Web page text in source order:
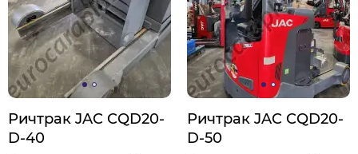
Ричтрак JAC CQD20-
D-40
Ричтрак JAC CQD20-
D-50